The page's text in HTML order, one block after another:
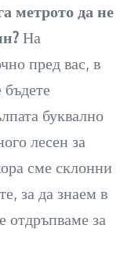
метрото да не
На
пред вас, в
буквално
лесен за
сме склонни
за да знаем в
отдръпваме за